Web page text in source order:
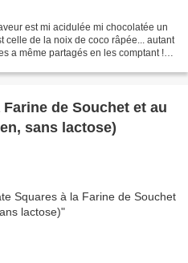
est mi acidulée mi chocolatée un
celle de la noix de coco râpée... autant
a même partagés en les comptant !
de Souchet et au
sans lactose)